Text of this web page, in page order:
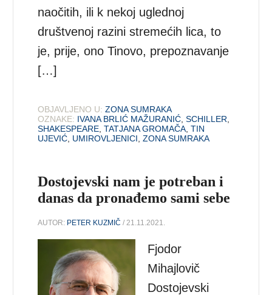
naočitih, ili k nekoj uglednoj
društvenoj razini stremećih lica, to
je, prije, ono Tinovo, prepoznavanje
[…]
OBJAVLJENO U: ZONA SUMRAKA
OZNAKE: IVANA BRLIĆ MAŽURANIĆ ,SCHILLER
SHAKESPEARE ,TATJANA GROMAČA ,TIN
UJEVIĆ UMIROVLJENICI ,ZONA SUMRAKA
Dostojevski nam je potreban i
danas da pronađemo sami sebe
AUTOR: PETER KUZMIČ / 21.11.2021.
Fjodor
Mihajlovič
Dostojevski